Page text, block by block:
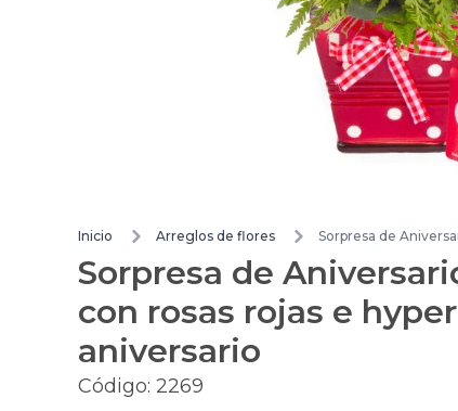
Inicio Arreglos de flores Sorpresa de
Sorpresa de
con rosas rojas e
aniversario
Código: 2269